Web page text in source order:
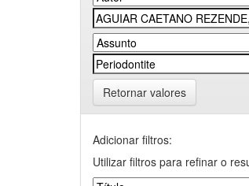
Retornar valores
Adicionar filtros:
Utilizar filtros para refinar o